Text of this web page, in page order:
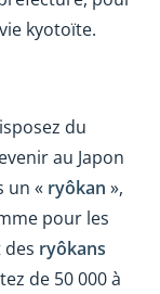
kyotoïte.
du
au Japon
un « ryôkan »,
pour les
des ryôkans
de 50 000 à